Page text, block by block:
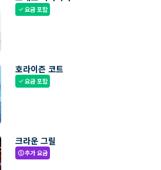
check요금 포함
호라이즌 코트
check요금 포함
크라운 그릴
paid추가 요금